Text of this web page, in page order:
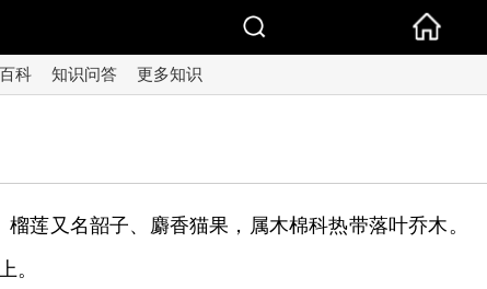
科 知识问答 更多知识
莲又名韶子、麝香猫果，属木棉科热带落叶乔木。
。